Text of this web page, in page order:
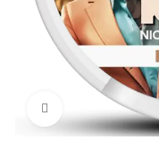
Увеличить